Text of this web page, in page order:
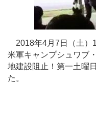
2018年4月7日（土）
米軍キャンプシュワブ
地建設阻止！第一土曜
た。